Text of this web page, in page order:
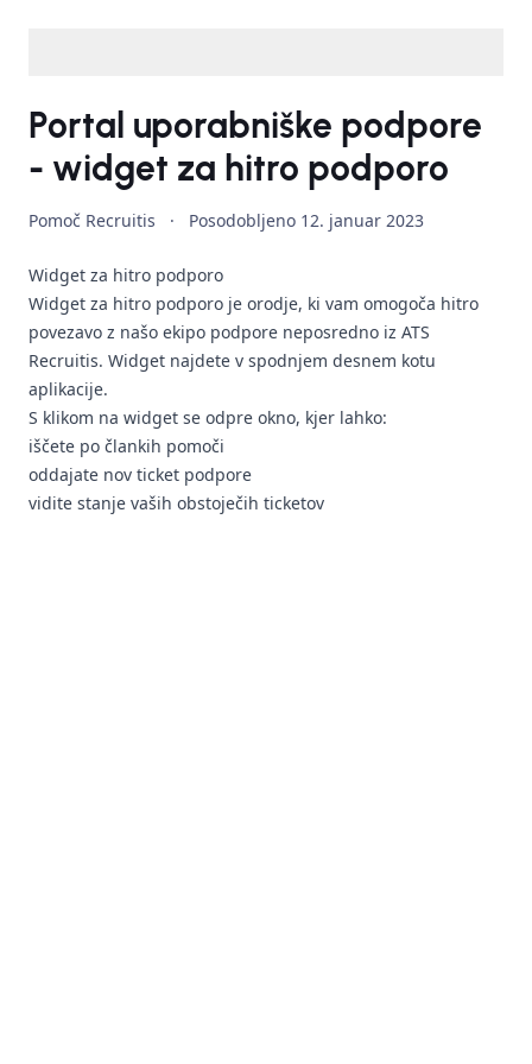
Portal uporabniške podpore
- widget za hitro podporo
Pomoč Recruitis · Posodobljeno 12. januar 2023
Widget za hitro podporo
Widget za hitro podporo je orodje, ki vam omogoča hitro
povezavo z našo ekipo podpore neposredno iz ATS
Recruitis. Widget najdete v spodnjem desnem kotu
aplikacije.
S klikom na widget se odpre okno, kjer lahko:
iščete po člankih pomoči
oddajate nov ticket podpore
vidite stanje vaših obstoječih ticketov